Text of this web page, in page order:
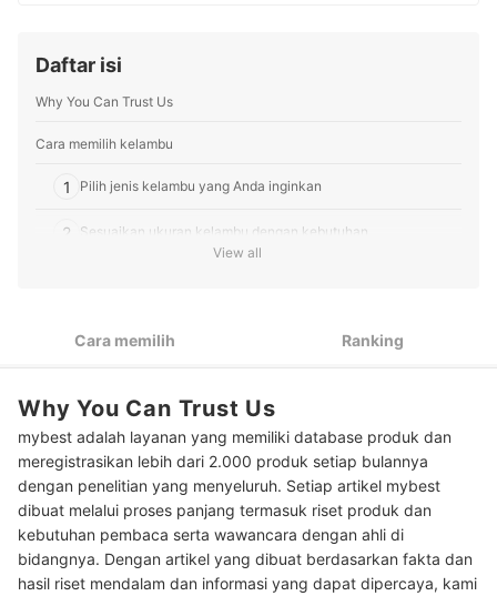
Profil Tim Editorial mybest
Daftar isi
Why You Can Trust Us
Cara memilih kelambu
1 Pilih jenis kelambu yang Anda inginkan
2 Sesuaikan ukuran kelambu dengan kebutuhan
mudah
View all
Cara memilih Ranking
Why You Can Trust Us
mybest adalah layanan yang memiliki database produk dan
meregistrasikan lebih dari 2.000 produk setiap bulannya
dengan penelitian yang menyeluruh. Setiap artikel mybest
dibuat melalui proses panjang termasuk riset produk dan
kebutuhan pembaca serta wawancara dengan ahli di
bidangnya. Dengan artikel yang dibuat berdasarkan fakta dan
hasil riset mendalam dan informasi yang dapat dipercaya, kami